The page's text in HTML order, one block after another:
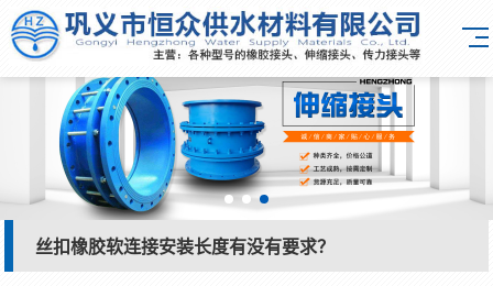
丝扣橡胶软连接安装长度有没有要求？